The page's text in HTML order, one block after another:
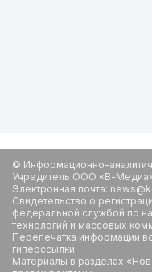
© Информационно-
Учредитель ООО «В-
Электронная почта:
Свидетельство о
федеральной службой по
технологий и массовых
Перепечатка информации
гиперссылки.
Материалы в разделах